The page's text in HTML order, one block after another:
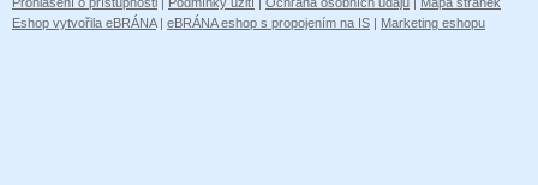
Eshop vytvořila eBRÁNA| eBRÁNA eshop s propojením na IS | Marketing eshopu